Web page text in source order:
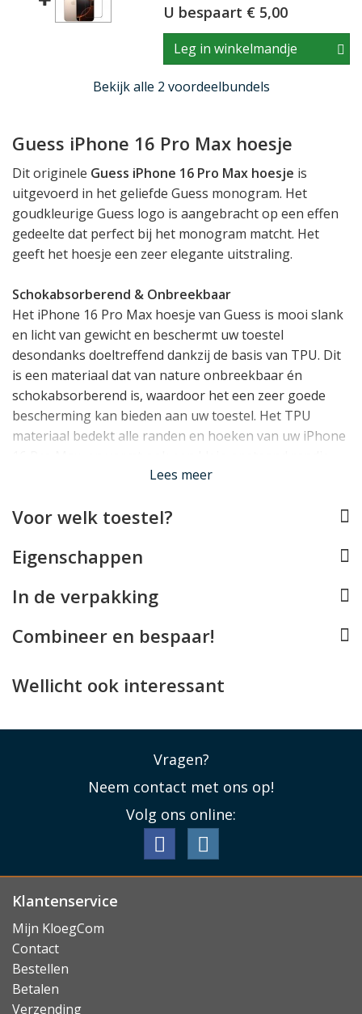
U bespaart € 5,00
Leg in winkelmandje
Bekijk alle 2 voordeelbundels
Guess iPhone 16 Pro Max hoesje
Dit originele Guess iPhone 16 Pro Max hoesje is
uitgevoerd in het geliefde Guess monogram. Het
goudkleurige Guess logo is aangebracht op een effen
gedeelte dat perfect bij het monogram matcht. Het
geeft het hoesje een zeer elegante uitstraling.
Schokabsorberend & Onbreekbaar
Het iPhone 16 Pro Max hoesje van Guess is mooi slank
en licht van gewicht en beschermt uw toestel
desondanks doeltreffend dankzij de basis van TPU. Dit
is een materiaal dat van nature onbreekbaar én
schokabsorberend is, waardoor het een zeer goede
bescherming kan bieden aan uw toestel. Het TPU
materiaal bedekt alle randen en hoeken van uw iPhone
Perfect op maat
iPhone 16 Pro Max en past daarom als gegoten. Alle
aansluiting blijft vrij en de camera's kunnen hun werk
laden met draadloze opladers, al biedt deze géén
accessoires.
Lees meer
Voor welk toestel?
Eigenschappen
In de verpakking
Combineer en bespaar!
Wellicht ook interessant
Vragen?
Neem contact met ons op!
Volg ons online:
Klantenservice
Mijn KloegCom
Contact
Bestellen
Betalen
Verzending